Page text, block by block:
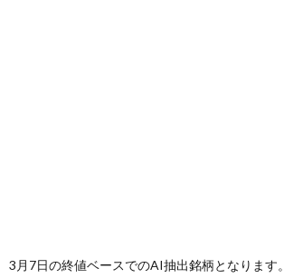
3月7日の終値ベースでのAI抽出銘柄となります。